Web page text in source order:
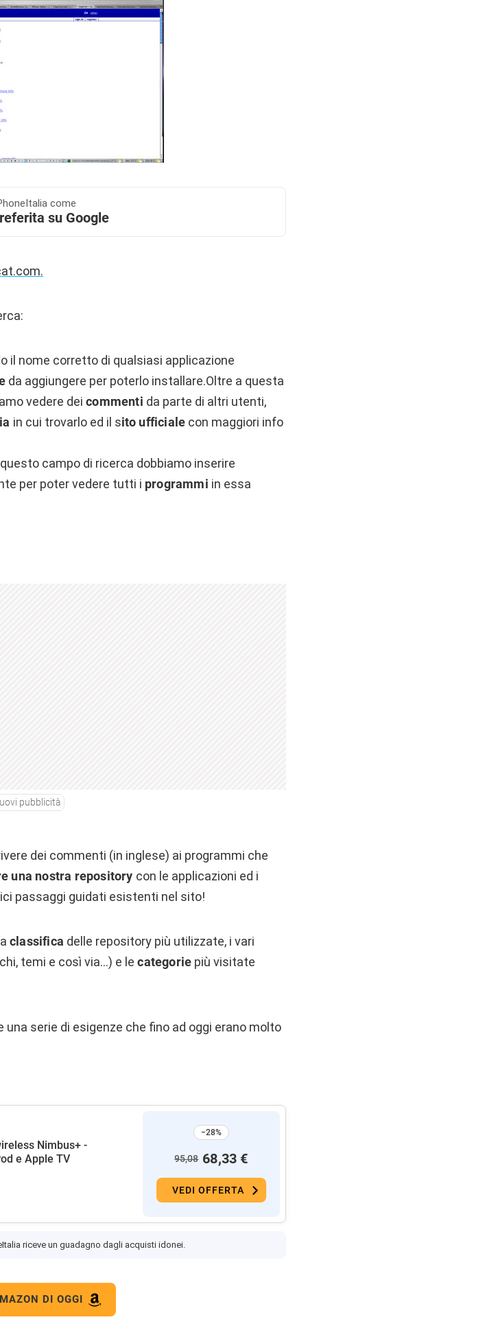
come
su Google
il nome corretto di qualsiasi applicazione
da aggiungere per poterlo installare.Oltre a questa
vedere dei commenti da parte di altri utenti,
in cui trovarlo ed il sito ufficiale con maggiori info
campo di ricerca dobbiamo inserire
per poter vedere tutti i programmi in essa
pubblicità
dei commenti (in inglese) ai programmi che
una nostra repository con le applicazioni ed i
passaggi guidati esistenti nel sito!
classifica delle repository più utilizzate, i vari
temi e così via…) e lecategorie più visitate
serie di esigenze che fino ad oggi erano molto
Nimbus+ -
e Apple TV
−28%
95,08 68,33 €
VEDI OFFERTA
riceve un guadagno dagli acquisti idonei.
DI OGGI